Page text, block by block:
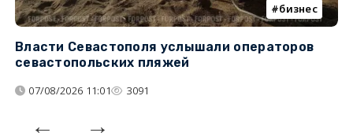
бизнес
Власти Севастополя услышали операторов
севастопольских пляжей
07/08/2026 11:01 3091